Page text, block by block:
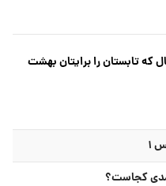
که تابستان را برایتان بهشت
کجاست؟